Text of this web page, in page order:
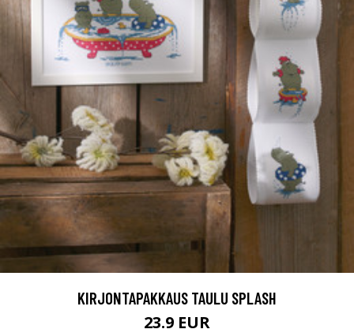
KIRJONTAPAKKAUS TAULU SPLASH
23.9 EUR